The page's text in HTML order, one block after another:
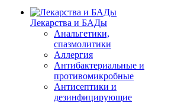
Лекарства и БАДы
Анальгетики,
спазмолитики
Аллергия
Антибактериальные и
противомикробные
Антисептики и
дезинфицирующие